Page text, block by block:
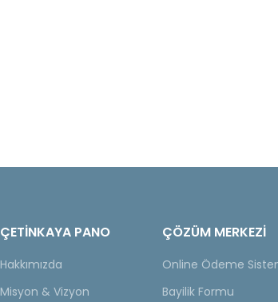
ÇETINKAYA PANO
Hakkımızda
Misyon & Vizyon
ÇÖZÜM MERKEZİ
Online Ödeme
Bayilik Formu